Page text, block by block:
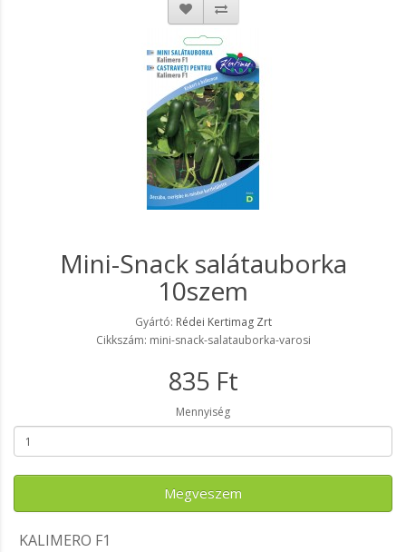
Mini-Snack salátauborka
10szem
Gyártó: Rédei Kertimag Zrt
Cikkszám: mini-snack-salatauborka-varosi
835 Ft
Mennyiség
Megveszem
KALIMERO F1